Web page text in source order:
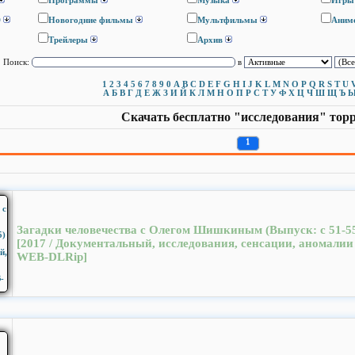
Новогодние фильмы Мультфильмы
Трейлеры Архив
Поиск: в
1 2 3 4 5 6 7 8 9 0 A B C D E F G H I J K L M N O P Q R S T U
А Б В Г Д Е Ж З И Й К Л М Н О П Р С Т У Ф Х Ц Ч Ш Щ Ъ
Скачать бесплатно "исследования"
1
Загадки человечества с Олегом Шишкиным (Выпуск: с 51-
[2017 / Документальный, исследования, сенсации, аномалии
WEB-DLRip]